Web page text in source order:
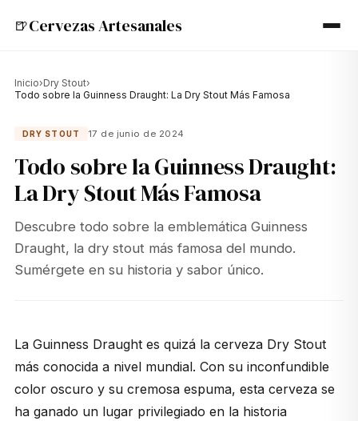
🍺Cervezas Artesanales
Inicio›Dry Stout›
Todo sobre la Guinness Draught: La Dry Stout Más Famosa
DRY STOUT 17 de junio de 2024
Todo sobre la Guinness Draught:
La Dry Stout Más Famosa
Descubre todo sobre la emblemática Guinness
Draught, la dry stout más famosa del mundo.
Sumérgete en su historia y sabor único.
La Guinness Draught es quizá la cerveza Dry Stout
más conocida a nivel mundial. Con su inconfundible
color oscuro y su cremosa espuma, esta cerveza se
ha ganado un lugar privilegiado en la historia